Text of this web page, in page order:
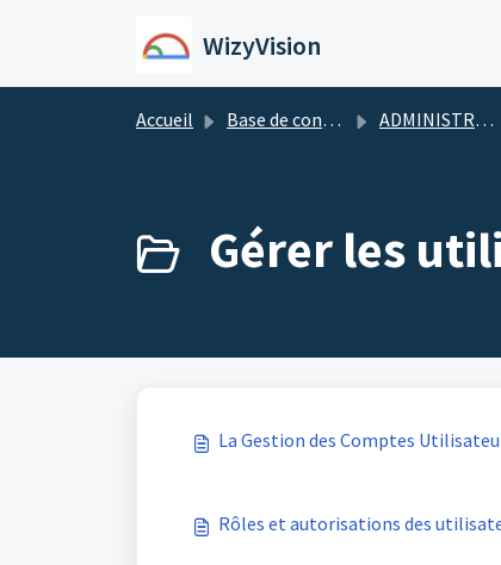
WizyVision
Accueil Base de connaissances ADMINISTRATEUR WIZYVISION
Gérer les
La Gestion des Comptes
Rôles et autorisations des